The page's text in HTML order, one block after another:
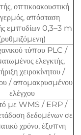
οπτικοακουστική
απόσταση
εμποδίων 0,3–3 m
τύπου PLC /
ελεγκτής,
χειροκίνητου /
/ απομακρυσμένου
ελέγχου
με WMS / ERP /
δεδομένων σε
χρόνο, έξυπνη